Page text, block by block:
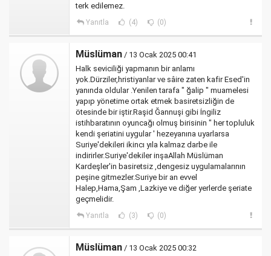
terk edilemez.
Yanıtla (4) (0)
Müslüman / 13 Ocak 2025 00:41
Halk seviciliği yapmanın bir anlamı
yok.Dürziler,hristiyanlar ve sâire zaten kafir Esed'in
yanında oldular .Yenilen tarafa " ğalip " muamelesi
yapıp yönetime ortak etmek basiretsizliğin de
ötesinde bir iştir.Raşid Ğannuşi gibi İngiliz
istihbaratının oyuncağı olmuş birisinin " her topluluk
kendi şeriatini uygular ' hezeyanına uyarlarsa
Suriye'dekileri ikincı yıla kalmaz darbe ile
indirirler.Suriye'dekiler inşaAllah Müslüman
Kardeşler'in basiretsiz ,dengesiz uygulamalarının
peşine gitmezler.Suriye bir an evvel
Halep,Hama,Şam ,Lazkiye ve diğer yerlerde şeriate
geçmelidir.
Yanıtla (3) (0)
Müslüman / 13 Ocak 2025 00:32